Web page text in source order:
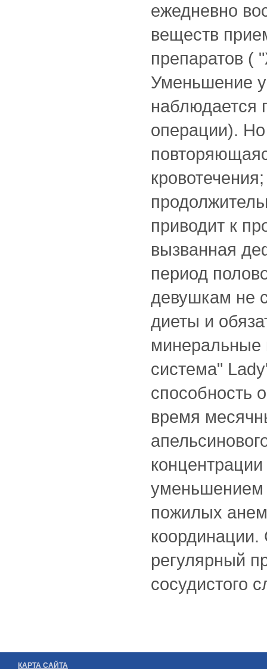
ежедневно
веществ
препаратов (
Уменьшение
наблюдается
операции).
приводит к
вызванная
период
девушкам не
диеты и
минеральные
система"
способность
время
уменьшением
пожилых
регулярный
сосудистого
КАРТА САЙТА